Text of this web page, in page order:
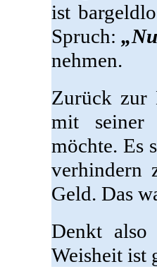
ist
Spruch:
nehmen.
Zurück zur
mit seiner
möchte. Es
verhindern
Geld. Das
Denkt
Weisheit ist